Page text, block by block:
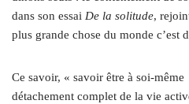
dans son essai De la solitude,
plus grande chose du monde c’est
Ce savoir, « savoir être à soi-
détachement complet de la vie